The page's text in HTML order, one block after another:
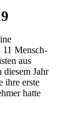
11 Mensch-
aus
diesem Jahr
ihre erste
hatte